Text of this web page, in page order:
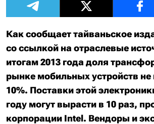
Как сообщает тайваньское
со ссылкой на отраслевые
итогам 2013 года доля
рынке мобильных устройств не
10%. Поставки этой
году могут вырасти в 10 раз,
корпорации Intel. Вендоры и